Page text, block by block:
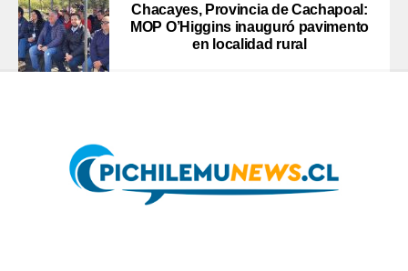
Chacayes, Provincia de Cachapoal:
MOP O’Higgins inauguró pavimento
en localidad rural